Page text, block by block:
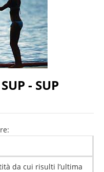
- SUP
da cui risulti l’ultima